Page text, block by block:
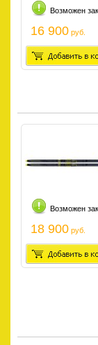
Возможен
16 900 руб.
Возможен
18 900 руб.